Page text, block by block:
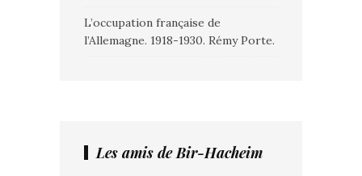
L’occupation française de
l’Allemagne. 1918-1930. Rémy Porte.
Les amis de Bir-Hacheim